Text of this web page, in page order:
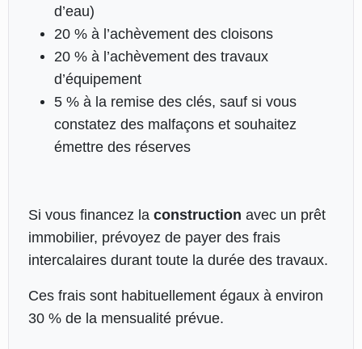
d’eau)
20 % à l’achèvement des cloisons
20 % à l’achèvement des travaux
d’équipement
5 % à la remise des clés, sauf si vous
constatez des malfaçons et souhaitez
émettre des réserves
Si vous financez la construction avec un prêt
immobilier, prévoyez de payer des frais
intercalaires durant toute la durée des travaux.
Ces frais sont habituellement égaux à environ
30 % de la mensualité prévue.